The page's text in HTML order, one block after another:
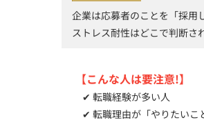
企業は応募者のことを「採用
ストレス耐性はどこで判断さ
【こんな人は要注意!】
✔ 転職経験が多い人
✔ 転職理由が「やりたいこ